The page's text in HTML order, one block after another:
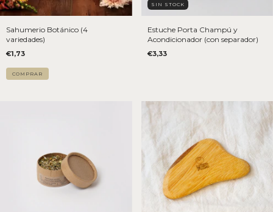
Sahumerio Botánico (4
variedades)
€1,73
COMPRAR
SIN STOCK
Estuche Porta Champú y
Acondicionador (con separador)
€3,33